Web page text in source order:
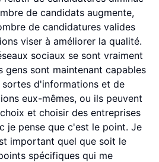
de candidats augmente,
de candidatures valides
viser à améliorer la qualité.
sociaux se sont vraiment
gens sont maintenant capables
d'informations et de
eux-mêmes, ou ils peuvent
et choisir des entreprises
je pense que c'est le point. Je
important quel que soit le
spécifiques qui me